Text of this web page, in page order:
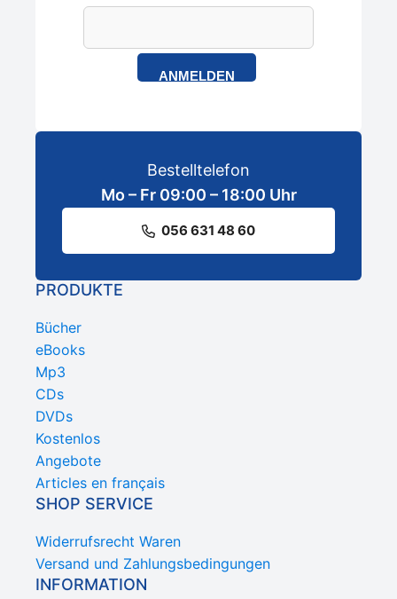
ANMELDEN
Bestelltelefon
Mo – Fr 09:00 – 18:00 Uhr
056 631 48 60
PRODUKTE
Bücher
eBooks
Mp3
CDs
DVDs
Kostenlos
Angebote
Articles en français
SHOP SERVICE
Widerrufsrecht Waren
Versand und Zahlungsbedingungen
INFORMATION